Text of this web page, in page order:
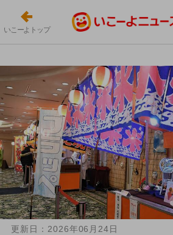
いこーよトップ
更新日： 2026年06月24日